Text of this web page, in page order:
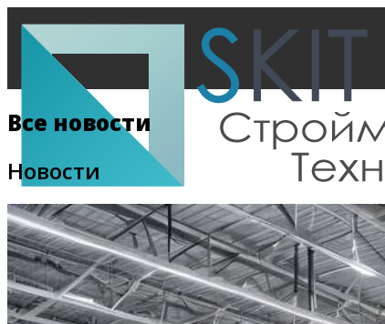
Главная
Все новости
Новости